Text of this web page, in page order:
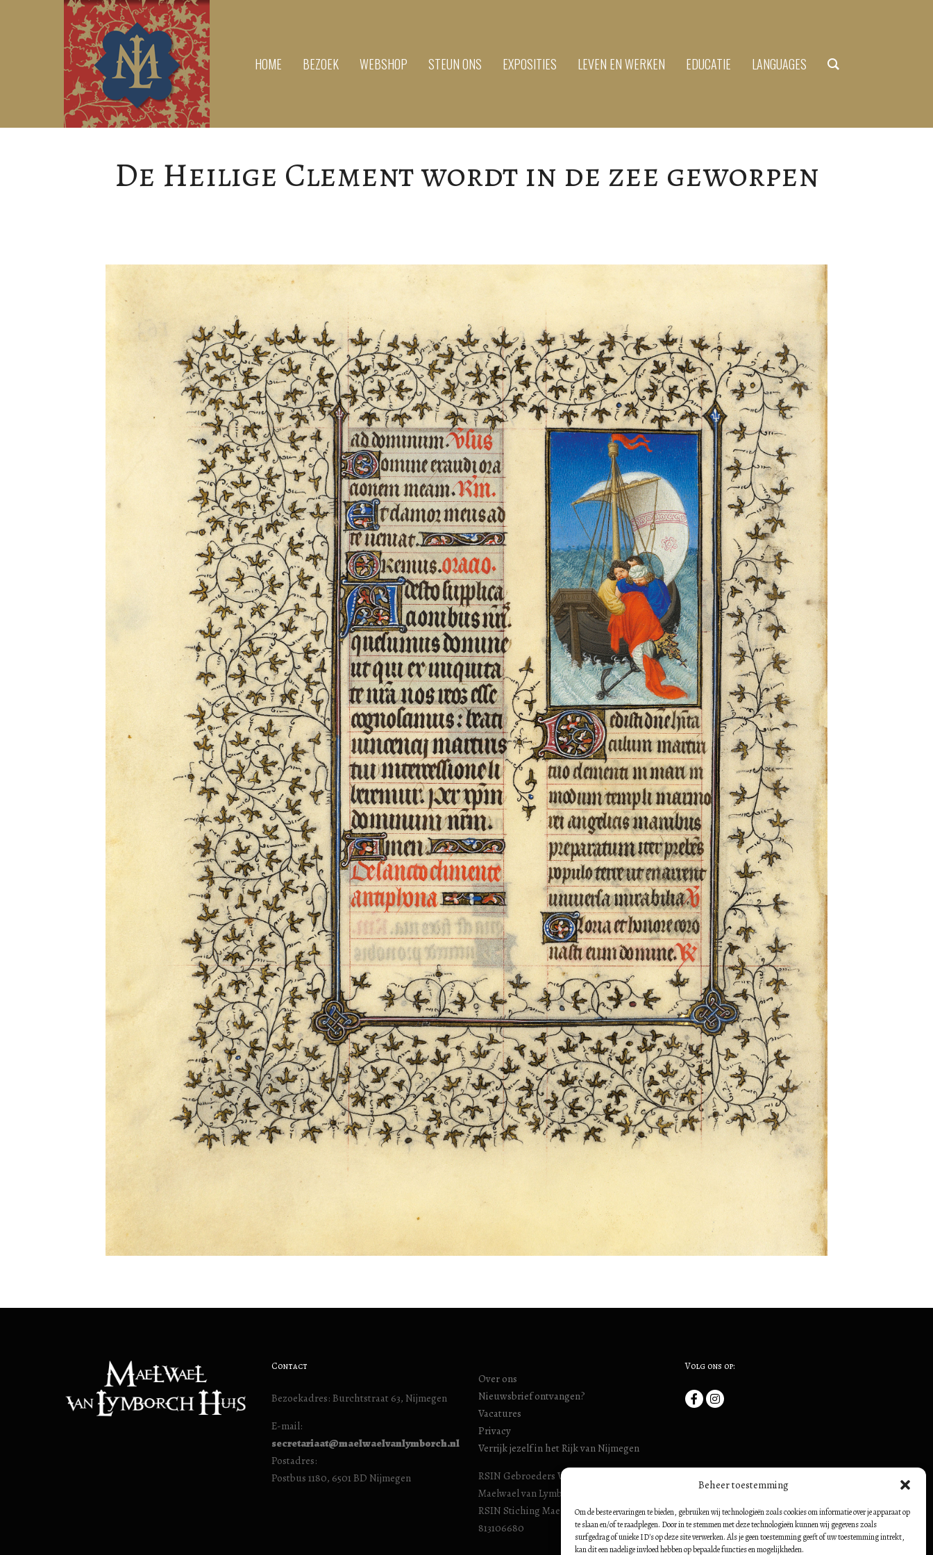
Beheer toestemming
Om de beste ervaringen te bieden, gebruiken wij technologieën zoals cookies om informatie over je apparaat op
te slaan en/of te raadplegen. Door in te stemmen met deze technologieën kunnen wij gegevens zoals
surfgedrag of unieke ID's op deze site verwerken. Als je geen toestemming geeft of uw toestemming intrekt,
kan dit een nadelige invloed hebben op bepaalde functies en mogelijkheden.
HOME BEZOEK WEBSHOP STEUN ONS EXPOSITIES LEVEN EN WERKEN EDUCATIE LANGUAGES
De Heilige Clement wordt in de zee geworpen
Contact
Bezoekadres: Burchtstraat 63, Nijmegen
E-mail:
secretariaat@maelwaelvanlymborch.nl
Postadres:
Postbus 1180, 6501 BD Nijmegen
Over ons
Nieuwsbrief ontvangen?
Vacatures
Privacy
Verrijk jezelf in het Rijk van Nijmegen
RSIN Gebroeders Van Limburg Huis (ook:
Maelwael van Lymborch Huis): 854500728
RSIN Stiching Maelwael Van Lymborch:
813106680
Volg ons op: